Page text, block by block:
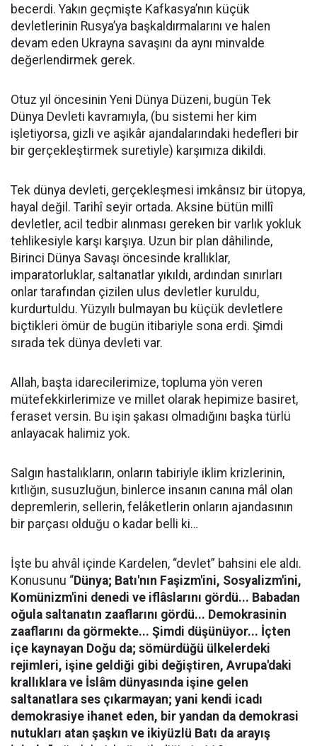
becerdi. Yakın geçmişte Kafkasya’nın küçük
devletlerinin Rusya’ya başkaldırmalarını ve halen
devam eden Ukrayna savaşını da aynı minvalde
değerlendirmek gerek.
Otuz yıl öncesinin Yeni Dünya Düzeni, bugün Tek
Dünya Devleti kavramıyla, (bu sistemi her kim
işletiyorsa, gizli ve aşikâr ajandalarındaki hedefleri bir
bir gerçekleştirmek suretiyle) karşımıza dikildi.
Tek dünya devleti, gerçekleşmesi imkânsız bir ütopya,
hayal değil. Tarihî seyir ortada. Aksine bütün millî
devletler, acil tedbir alınması gereken bir varlık yokluk
tehlikesiyle karşı karşıya. Uzun bir plan dâhilinde,
Birinci Dünya Savaşı öncesinde krallıklar,
imparatorluklar, saltanatlar yıkıldı, ardından sınırları
onlar tarafından çizilen ulus devletler kuruldu,
kurdurtuldu. Yüzyılı bulmayan bu küçük devletlere
biçtikleri ömür de bugün itibariyle sona erdi. Şimdi
sırada tek dünya devleti var.
Allah, başta idarecilerimize, topluma yön veren
mütefekkirlerimize ve millet olarak hepimize basiret,
feraset versin. Bu işin şakası olmadığını başka türlü
anlayacak halimiz yok.
Salgın hastalıkların, onların tabiriyle iklim krizlerinin,
kıtlığın, susuzluğun, binlerce insanın canına mâl olan
depremlerin, sellerin, felâketlerin onların ajandasının
bir parçası olduğu o kadar belli ki…
İşte bu ahvâl içinde Kardelen, “devlet” bahsini ele aldı.
Konusunu “Dünya; Batı'nın Faşizm'ini, Sosyalizm'ini,
Komünizm'ini denedi ve iflâslarını gördü... Babadan
oğula saltanatın zaaflarını gördü... Demokrasinin
zaaflarını da görmekte... Şimdi düşünüyor... İçten
içe kaynayan Doğu da; sömürdüğü ülkelerdeki
rejimleri, işine geldiği gibi değiştiren, Avrupa'daki
krallıklara ve İslâm dünyasında işine gelen
saltanatlara ses çıkarmayan; yani kendi icadı
demokrasiye ihanet eden, bir yandan da demokrasi
nutukları atan şaşkın ve ikiyüzlü Batı da arayış